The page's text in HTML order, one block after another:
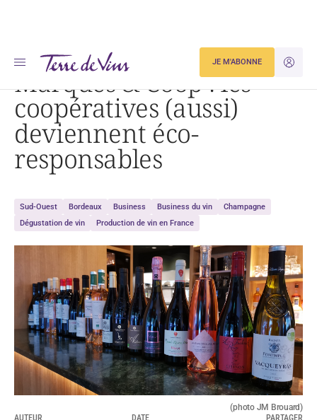
JE
JE M'ABONNE
Accueil Marques & Coop : les coopératives (aussi) deviennent éco-responsables
Marques & Coop : les
coopératives (aussi)
deviennent éco-
responsables
Sud-Ouest Bordeaux Business Business du vin
Champagne
Dégustation de vin
Production de vin en France
(photo JM Brouard)
AUTEUR
DATE PARTAGER